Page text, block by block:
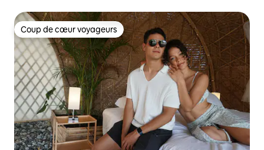
Coup de cœur voyageurs
Coup de cœur voyageurs